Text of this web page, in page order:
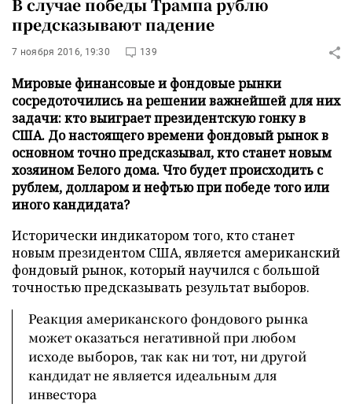
В случае победы Трампа рублю
предсказывают падение
7 ноября 2016, 19:30 139
Мировые финансовые и фондовые рынки
сосредоточились на решении важнейшей для них
задачи: кто выиграет президентскую гонку в
США. До настоящего времени фондовый рынок в
основном точно предсказывал, кто станет новым
хозяином Белого дома. Что будет происходить с
рублем, долларом и нефтью при победе того или
иного кандидата?
Исторически индикатором того, кто станет
новым президентом США, является американский
фондовый рынок, который научился с большой
точностью предсказывать результат выборов.
Реакция американского фондового рынка
может оказаться негативной при любом
исходе выборов, так как ни тот, ни другой
кандидат не является идеальным для
инвестора